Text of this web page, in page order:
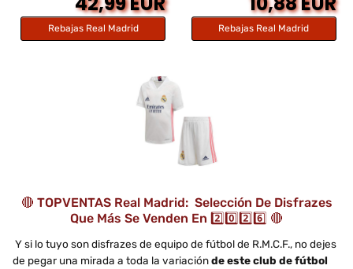
Rebajas Real Madrid Rebajas Real Madrid
🔴 TOPVENTAS Real Madrid: Selección De Disfrazes
Que Más Se Venden En 2️⃣0️⃣2️⃣6️⃣ 🔴
Y si lo tuyo son disfrazes de equipo de fútbol de R.M.C.F., no dejes
de pegar una mirada a toda la variaciónde este club de fútbol